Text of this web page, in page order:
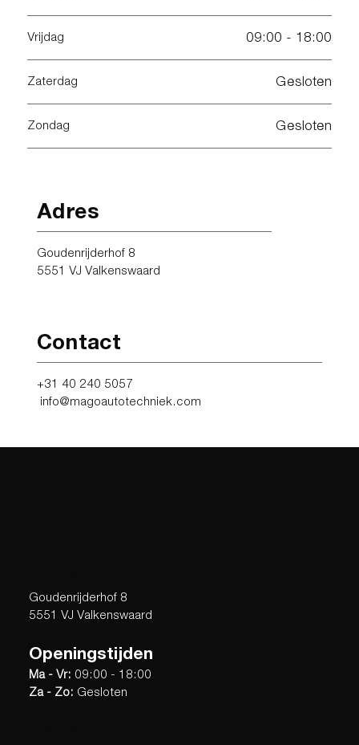
Vrijdag 09:00 - 18:00
Zaterdag Gesloten
Zondag Gesloten
Adres
Goudenrijderhof 8
5551 VJ Valkenswaard
Contact
+31 40 240 5057
info@magoautotechniek.com
Goudenrijderhof 8
5551 VJ Valkenswaard
Openingstijden
Ma - Vr: 09:00 - 18:00
Za - Zo: Gesloten